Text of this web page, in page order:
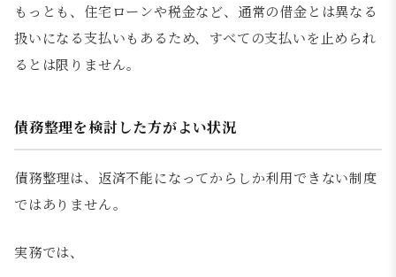
もっとも、住宅ローンや税金など、通常の借金とは異なる
扱いになる支払いもあるため、すべての支払いを止められ
るとは限りません。
債務整理を検討した方がよい状況
債務整理は、返済不能になってからしか利用できない制度
ではありません。
実務では、